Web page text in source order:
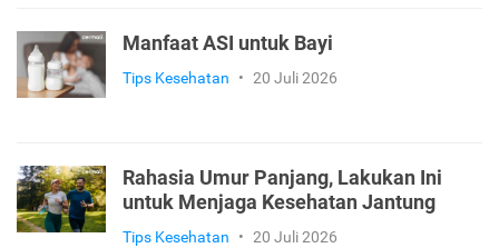
Manfaat ASI untuk Bayi
Tips Kesehatan • 20 Juli 2026
Rahasia Umur Panjang, Lakukan Ini
untuk Menjaga Kesehatan Jantung
Tips Kesehatan • 20 Juli 2026